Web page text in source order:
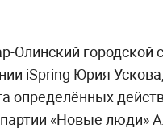
Олинский городской
iSpring Юрия
определённых
«Новые люди»